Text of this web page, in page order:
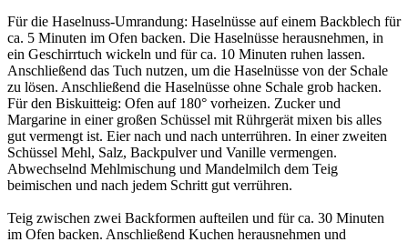
Für die Haselnuss-Umrandung: Haselnüsse auf einem Backblech für
ca. 5 Minuten im Ofen backen. Die Haselnüsse herausnehmen, in
ein Geschirrtuch wickeln und für ca. 10 Minuten ruhen lassen.
Anschließend das Tuch nutzen, um die Haselnüsse von der Schale
zu lösen. Anschließend die Haselnüsse ohne Schale grob hacken.
Für den Biskuitteig: Ofen auf 180° vorheizen. Zucker und
Margarine in einer großen Schüssel mit Rührgerät mixen bis alles
gut vermengt ist. Eier nach und nach unterrühren. In einer zweiten
Schüssel Mehl, Salz, Backpulver und Vanille vermengen.
Abwechselnd Mehlmischung und Mandelmilch dem Teig
beimischen und nach jedem Schritt gut verrühren.
Teig zwischen zwei Backformen aufteilen und für ca. 30 Minuten
im Ofen backen. Anschließend Kuchen herausnehmen und